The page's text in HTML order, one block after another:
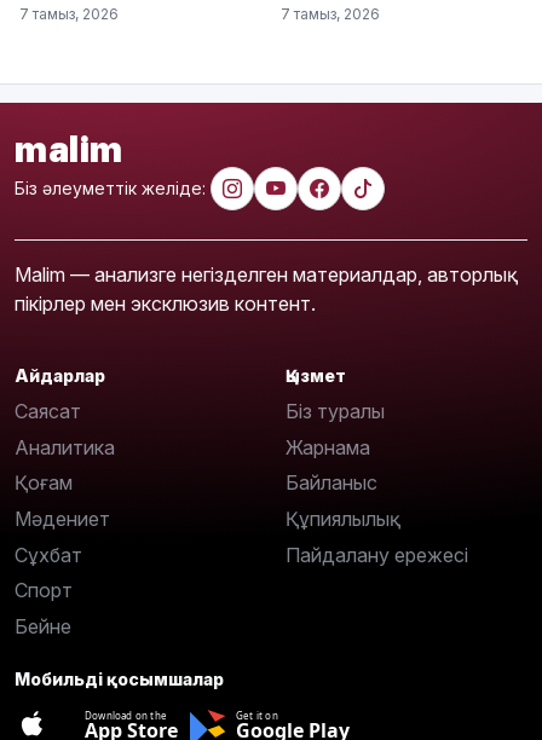
7 тамыз, 2026 7 тамыз, 2026
malim
Біз әлеуметтік желіде:
Malim — анализге негізделген материалдар, авторлық
пікірлер мен эксклюзив контент.
Айдарлар
Саясат
Аналитика
Қоғам
Мәдениет
Сұхбат
Спорт
Бейне
Қызмет
Біз туралы
Жарнама
Байланыс
Құпиялылық
Пайдалану ережесі
Мобильді қосымшалар
Download on the
App Store
Get it on
Google Play